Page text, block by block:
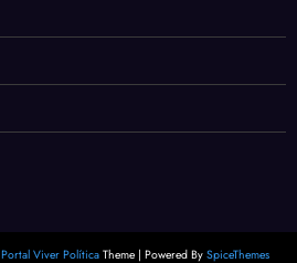
Portal Viver Política Theme | Powered By SpiceThemes